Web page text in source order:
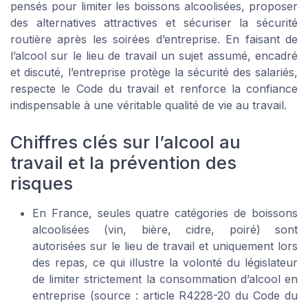
pensés pour limiter les boissons alcoolisées, proposer
des alternatives attractives et sécuriser la sécurité
routière après les soirées d’entreprise. En faisant de
l’alcool sur le lieu de travail un sujet assumé, encadré
et discuté, l’entreprise protège la sécurité des salariés,
respecte le Code du travail et renforce la confiance
indispensable à une véritable qualité de vie au travail.
Chiffres clés sur l’alcool au
travail et la prévention des
risques
En France, seules quatre catégories de boissons
alcoolisées (vin, bière, cidre, poiré) sont
autorisées sur le lieu de travail et uniquement lors
des repas, ce qui illustre la volonté du législateur
de limiter strictement la consommation d’alcool en
entreprise (source : article R4228-20 du Code du